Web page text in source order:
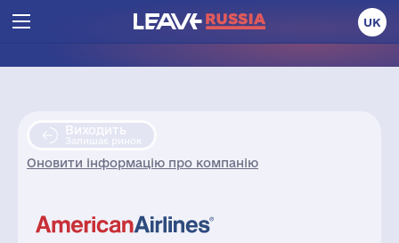
UK
Виходить
Залишає ринок
Оновити інформацію про компанію